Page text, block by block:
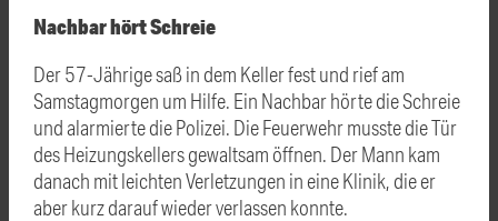
Nachbar hört Schreie
Der 57-Jährige saß in dem Keller fest und rief am
Samstagmorgen um Hilfe. Ein Nachbar hörte die Schreie
und alarmierte die Polizei. Die Feuerwehr musste die Tür
des Heizungskellers gewaltsam öffnen. Der Mann kam
danach mit leichten Verletzungen in eine Klinik, die er
aber kurz darauf wieder verlassen konnte.